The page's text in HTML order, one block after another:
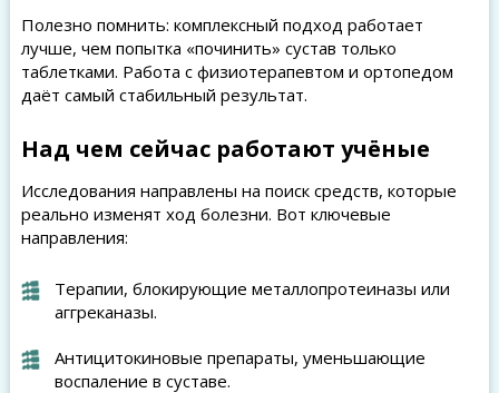
Полезно помнить: комплексный подход работает
лучше, чем попытка «починить» сустав только
таблетками. Работа с физиотерапевтом и ортопедом
даёт самый стабильный результат.
Над чем сейчас работают учёные
Исследования направлены на поиск средств, которые
реально изменят ход болезни. Вот ключевые
направления:
Терапии, блокирующие металлопротеиназы или
аггреканазы.
Антицитокиновые препараты, уменьшающие
воспаление в суставе.